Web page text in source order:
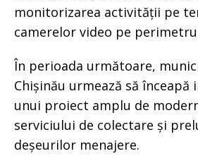
monitorizarea activității pe
camerelor video pe
În perioada următoare,
Chișinău urmează să înceapă
unui proiect amplu de
serviciului de colectare și
deșeurilor menajere.